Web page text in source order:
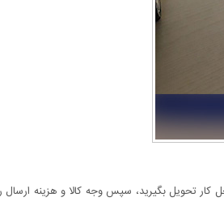
تحویل بگیرید، سپس وجه کالا و هزینه ارسال